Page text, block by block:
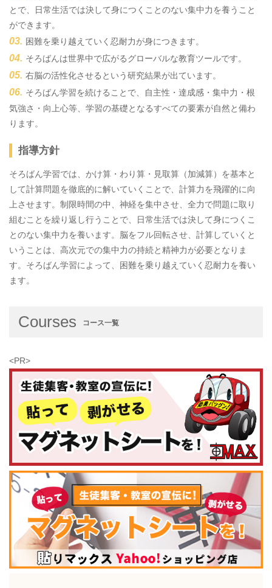
とで、日常生活では決して身につくことのない集中力を養うこと
ができます。
困難を乗り越えていく忍耐力が身につきます。
そろばんは世界中で広がるグローバルな教育ツールです。
右脳の活性化させるという研究結果が出ています。
そろばん学習を続けることで、自主性・達成感・集中力・根
気強さ・向上心等、学習の基礎となるすべての要素が自然と備わ
ります。
指導方針
そろばん学習では、かけ算・わり算・見取算（加減算）を基本と
して計算問題を徹底的に解いていくことで、計算力を飛躍的に向
上させます。制限時間の中、神経を集中させ、全力で問題に取り
組むことを繰り返し行うことで、日常生活では決して身につくこ
とのない集中力を養います。脳をフル回転させ、計算していくと
いうことは、高次元での集中力の持続と精神力が必要となりま
す。そろばん学習によって、困難を乗り越えていく忍耐力を養い
ます。
Courses コース一覧
<PR>